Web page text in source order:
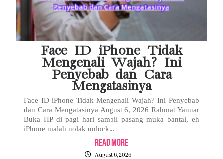
Face ID iPhone Tidak
Mengenali Wajah? Ini
Penyebab dan Cara
Mengatasinya
Face ID iPhone Tidak Mengenali Wajah? Ini Penyebab
dan Cara Mengatasinya August 6, 2026 Rahmat Yanuar
Buka HP di pagi hari sambil pasang muka bantal, eh
iPhone malah nolak unlock...
Read More
August 6, 2026